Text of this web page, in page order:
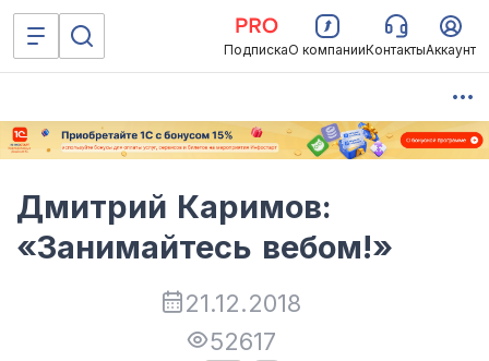
ПодпискаО компанииКонтактыАккаунт
Дмитрий Каримов:
«Занимайтесь вебом!»
21.12.2018
52617